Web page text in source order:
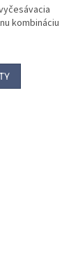
kombináciu